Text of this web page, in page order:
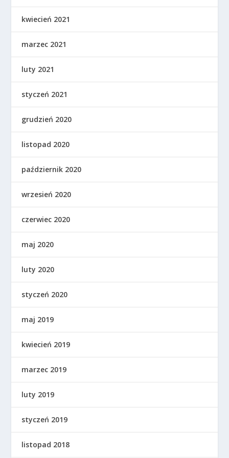
kwiecień 2021
marzec 2021
luty 2021
styczeń 2021
grudzień 2020
listopad 2020
październik 2020
wrzesień 2020
czerwiec 2020
maj 2020
luty 2020
styczeń 2020
maj 2019
kwiecień 2019
marzec 2019
luty 2019
styczeń 2019
listopad 2018